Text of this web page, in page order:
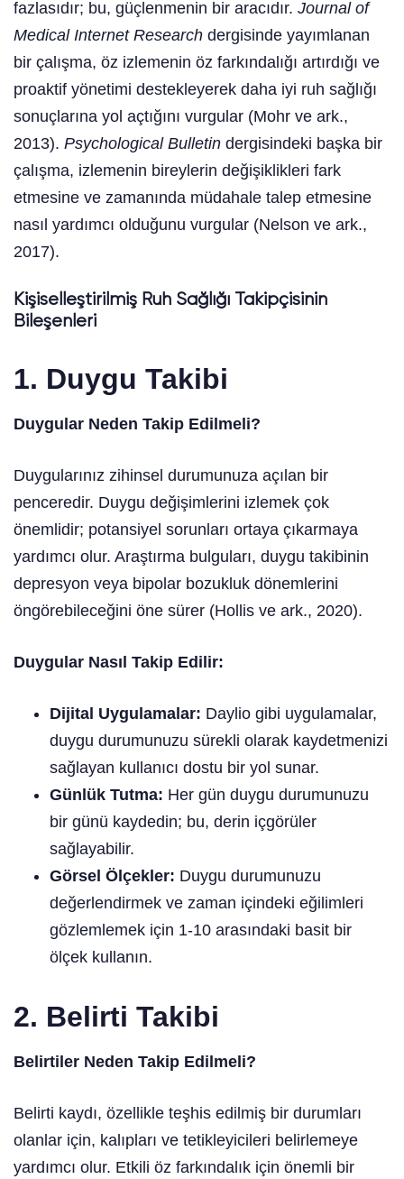
fazlasıdır; bu, güçlenmenin bir aracıdır. Journal of
Medical Internet Research dergisinde yayımlanan
bir çalışma, öz izlemenin öz farkındalığı artırdığı ve
proaktif yönetimi destekleyerek daha iyi ruh sağlığı
sonuçlarına yol açtığını vurgular (Mohr ve ark.,
2013). Psychological Bulletin dergisindeki başka bir
çalışma, izlemenin bireylerin değişiklikleri fark
etmesine ve zamanında müdahale talep etmesine
nasıl yardımcı olduğunu vurgular (Nelson ve ark.,
2017).
Kişiselleştirilmiş Ruh Sağlığı Takipçisinin
Bileşenleri
1. Duygu Takibi
Duygular Neden Takip Edilmeli?
Duygularınız zihinsel durumunuza açılan bir
penceredir. Duygu değişimlerini izlemek çok
önemlidir; potansiyel sorunları ortaya çıkarmaya
yardımcı olur. Araştırma bulguları, duygu takibinin
depresyon veya bipolar bozukluk dönemlerini
öngörebileceğini öne sürer (Hollis ve ark., 2020).
Duygular Nasıl Takip Edilir:
Dijital Uygulamalar: Daylio gibi uygulamalar,
duygu durumunuzu sürekli olarak kaydetmenizi
sağlayan kullanıcı dostu bir yol sunar.
Günlük Tutma: Her gün duygu durumunuzu
bir günü kaydedin; bu, derin içgörüler
sağlayabilir.
Görsel Ölçekler: Duygu durumunuzu
değerlendirmek ve zaman içindeki eğilimleri
gözlemlemek için 1-10 arasındaki basit bir
ölçek kullanın.
2. Belirti Takibi
Belirtiler Neden Takip Edilmeli?
Belirti kaydı, özellikle teşhis edilmiş bir durumları
olanlar için, kalıpları ve tetikleyicileri belirlemeye
yardımcı olur. Etkili öz farkındalık için önemli bir